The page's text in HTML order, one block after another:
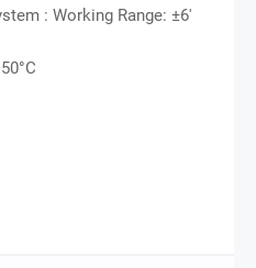
: Working Range: ±6′